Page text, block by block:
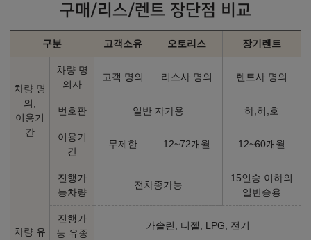
구매/리스/렌트 장단점 비교
구분 고객소유 오토리스 장기렌트
차량 명
의,
이용기
간
차량 명
의자
고객 명의 리스사 명의 렌트사 명의
번호판 일반 자가용 하,허,호
이용기
간
무제한 12~72개월 12~60개월
차량 유
진행가
능차량
전차종가능
15인승 이하의
일반승용
진행가
능 유종
가솔린, 디젤, LPG, 전기
㎞/ℓ
23,950,000
2026년형 가솔린 1.6 (개소세 5% 기준)
스마트
휘발유 15.0㎞/ℓ
20,650,000원
모던
휘발유 14.8㎞/ℓ
23,910,000
원
인스퍼레이션
휘발유 14.8㎞/ℓ
27,590,000원